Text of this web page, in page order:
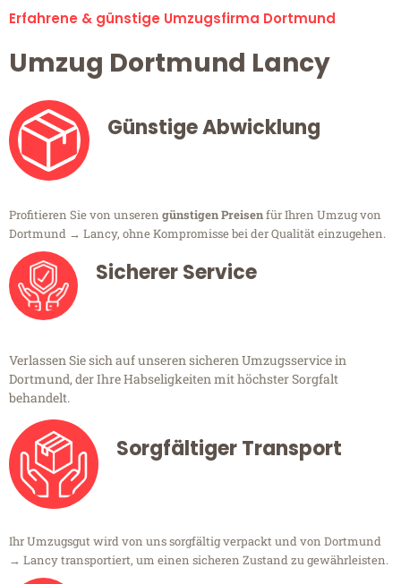
Erfahrene & günstige Umzugsfirma Dortmund
Umzug Dortmund Lancy
Günstige Abwicklung
Profitieren Sie von unseren günstigen Preisenfür Ihren Umzug von
Dortmund → Lancy, ohne Kompromisse bei der Qualität einzugehen.
Sicherer Service
Verlassen Sie sich auf unseren sicheren Umzugsservice in
Dortmund, der Ihre Habseligkeiten mit höchster Sorgfalt
behandelt.
Sorgfältiger Transport
Ihr Umzugsgut wird von uns sorgfältig verpackt und von Dortmund
→ Lancy transportiert, um einen sicheren Zustand zu gewährleisten.